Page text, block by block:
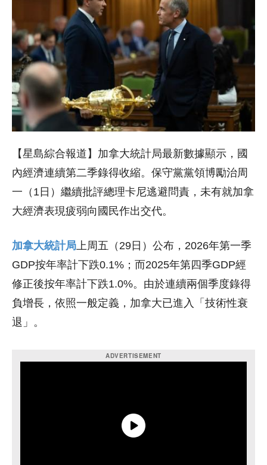
【星島綜合報道】加拿大統計局最新數據顯示，國
內經濟連續第二季錄得收縮。保守黨黨領博勵治周
一（1日）繼續批評總理卡尼逃避問責，未有就加拿
大經濟表現疲弱向國民作出交代。
加拿大統計局上周五（29日）公布，2026年第一季
GDP按年率計下跌0.1%；而2025年第四季GDP經
修正後按年率計下跌1.0%。由於連續兩個季度錄得
負增長，依照一般定義，加拿大已進入「技術性衰
退」。